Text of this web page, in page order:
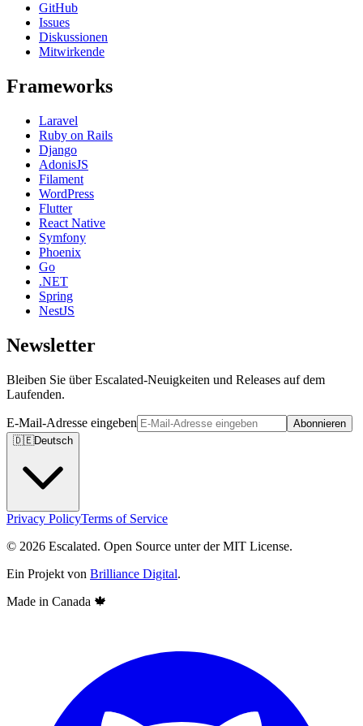
GitHub
Issues
Diskussionen
Mitwirkende
Frameworks
Laravel
Ruby on Rails
Django
AdonisJS
Filament
WordPress
Flutter
React Native
Symfony
Phoenix
Go
.NET
Spring
NestJS
Newsletter
Bleiben Sie über Escalated-Neuigkeiten und Releases auf dem
Laufenden.
E-Mail-Adresse eingeben
Abonnieren
🇩🇪Deutsch
Privacy PolicyTerms of Service
© 2026 Escalated. Open Source unter der MIT License.
Ein Projekt von Brilliance Digital.
Made in Canada 🍁